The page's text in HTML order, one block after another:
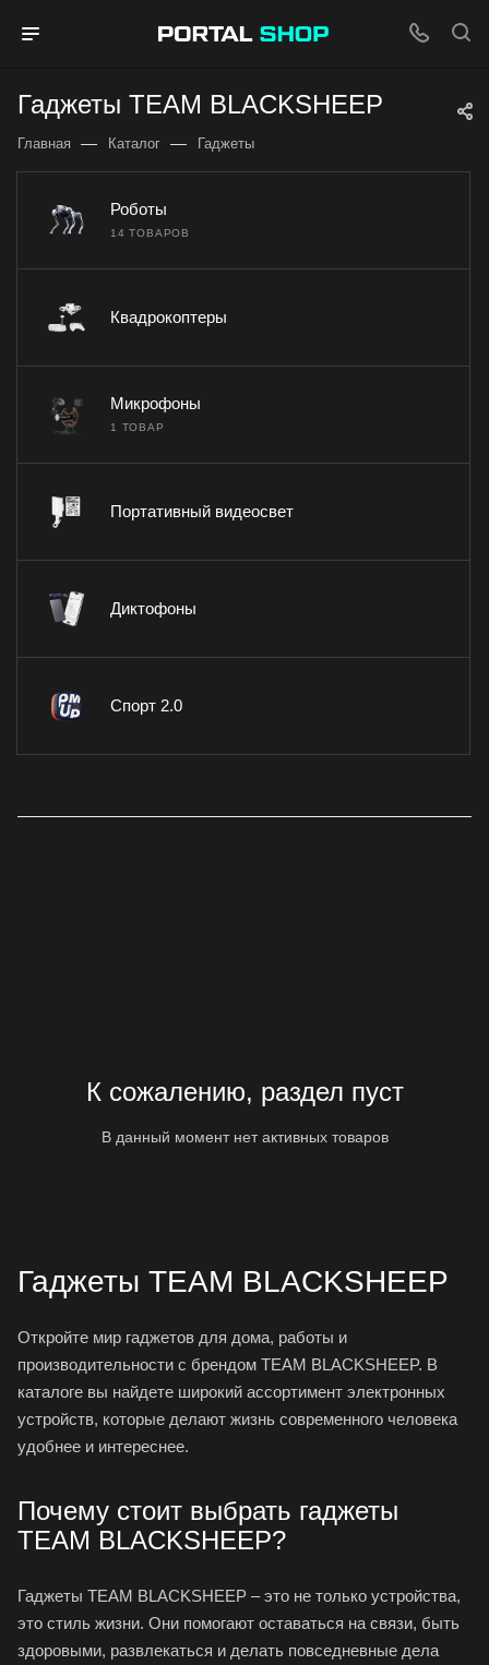
Гаджеты TEAM BLACKSHEEP
Главная — Каталог — Гаджеты
Роботы
14 ТОВАРОВ
Квадрокоптеры
Микрофоны
1 ТОВАР
Портативный видеосвет
Диктофоны
Спорт 2.0
К сожалению, раздел пуст
В данный момент нет активных товаров
Гаджеты TEAM BLACKSHEEP
Откройте мир гаджетов для дома, работы и
производительности с брендом TEAM BLACKSHEEP. В
каталоге вы найдете широкий ассортимент электронных
устройств, которые делают жизнь современного человека
удобнее и интереснее.
Почему стоит выбрать гаджеты
TEAM BLACKSHEEP?
Гаджеты TEAM BLACKSHEEP – это не только устройства,
это стиль жизни. Они помогают оставаться на связи, быть
здоровыми, развлекаться и делать повседневные дела